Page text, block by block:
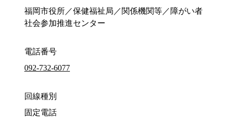
福岡市役所／保健福祉局／関係機関等／障がい者
社会参加推進センター
電話番号
092-732-6077
回線種別
固定電話